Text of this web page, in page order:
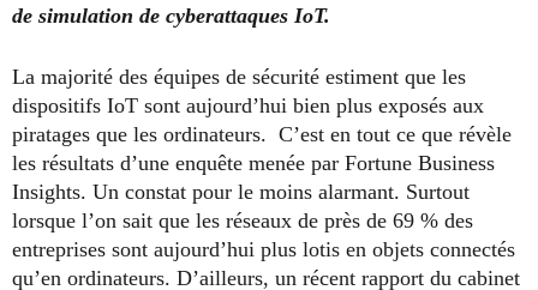
de simulation de cyberattaques IoT.
La majorité des équipes de sécurité estiment que les
dispositifs IoT sont aujourd’hui bien plus exposés aux
piratages que les ordinateurs. C’est en tout ce que révèle
les résultats d’une enquête menée par Fortune Business
Insights. Un constat pour le moins alarmant. Surtout
lorsque l’on sait que les réseaux de près de 69 % des
entreprises sont aujourd’hui plus lotis en objets connectés
qu’en ordinateurs. D’ailleurs, un récent rapport du cabinet